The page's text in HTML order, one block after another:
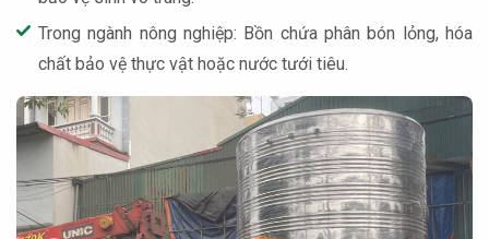
Trong ngành nông nghiệp: Bồn chứa phân bón lỏng, hóa
chất bảo vệ thực vật hoặc nước tưới tiêu.